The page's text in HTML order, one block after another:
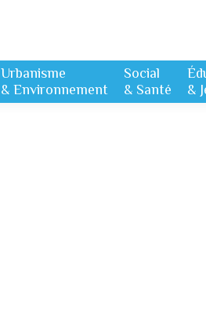
Urbanisme
& Environnement
Social
& Santé
&